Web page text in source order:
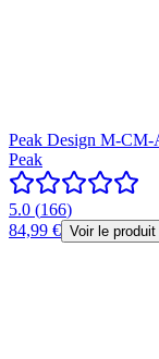
Peak Design M-
Peak
5.0 (166)
84,99 € Voir le produit